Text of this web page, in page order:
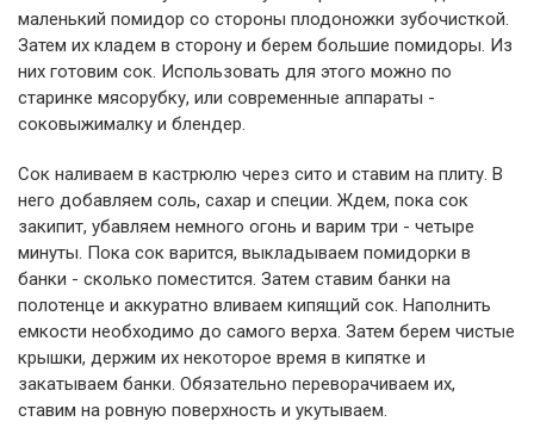
маленький помидор со стороны плодоножки зубочисткой.
Затем их кладем в сторону и берем большие помидоры. Из
них готовим сок. Использовать для этого можно по
старинке мясорубку, или современные аппараты -
соковыжималку и блендер.
Сок наливаем в кастрюлю через сито и ставим на плиту. В
него добавляем соль, сахар и специи. Ждем, пока сок
закипит, убавляем немного огонь и варим три - четыре
минуты. Пока сок варится, выкладываем помидорки в
банки - сколько поместится. Затем ставим банки на
полотенце и аккуратно вливаем кипящий сок. Наполнить
емкости необходимо до самого верха. Затем берем чистые
крышки, держим их некоторое время в кипятке и
закатываем банки. Обязательно переворачиваем их,
ставим на ровную поверхность и укутываем.